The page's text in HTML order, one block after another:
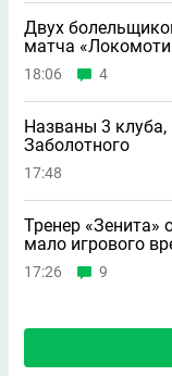
Двух
матча
18:06 4
Названы 3
Заболотного
17:48
Тренер
мало игрового
17:26 9